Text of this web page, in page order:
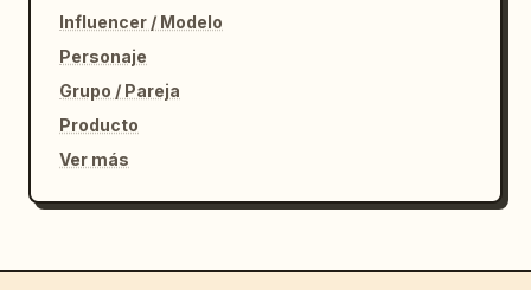
Influencer / Modelo
Personaje
Grupo / Pareja
Producto
Ver más